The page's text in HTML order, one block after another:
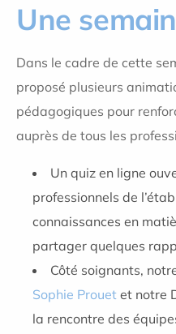
Une
Dans le cadre de cette
proposé plusieurs
pédagogiques pour
auprès de tous les
Un quiz en ligne
professionnels de
connaissances en
partager quelques
Côté soignants,
Sophie Prouet et notre
la rencontre des